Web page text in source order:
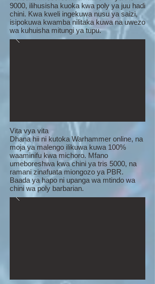
9000, ilihusisha kuoka kwa poly ya juu hadi
chini. Kwa kweli ingekuwa nusu ya saizi,
isipokuwa kwamba nilitaka kuwa na uwezo
wa kuhuisha mitungi ya tupu.
Vita vya vita
Dhana hii ni kutoka Warhammer online, na
moja ya malengo ilikuwa kuwa 100%
waaminifu kwa michoro. Mfano
umeboreshwa kwa chini ya tris 5000, na
ramani zinafuata miongozo ya PBR.
Baada ya hapo ni upanga wa mtindo wa
chini wa poly barbarian.